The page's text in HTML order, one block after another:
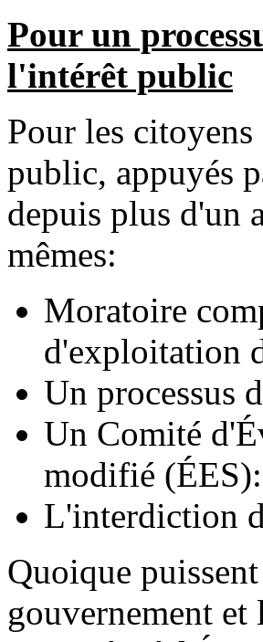
Pour un
l'intérêt public
Pour les
public, appuyés
depuis plus d'un
mêmes:
Moratoire
d'exploitation
Un processus
Un Comité
modifié (ÉES):
L'interdiction
Quoique
gouvernement